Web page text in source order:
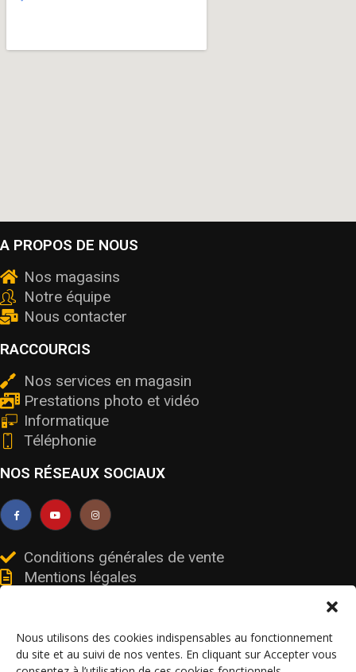
Nous utilisons des cookies indispensables au fonctionnement
du site et au suivi de nos ventes. En cliquant sur Accepter vous
A PROPOS DE NOUS
Nos magasins
Notre équipe
Nous contacter
RACCOURCIS
Nos services en magasin
Prestations photo et vidéo
Informatique
Téléphonie
NOS RÉSEAUX SOCIAUX
Conditions générales de vente
Mentions légales